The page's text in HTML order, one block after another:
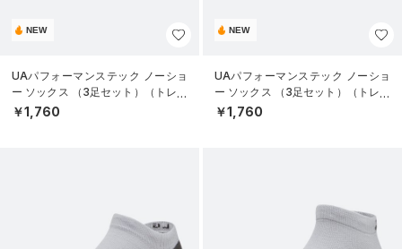
NEW
UAパフォーマンステック ノーショ
ー ソックス （3足セット）（トレー
ニング/UNISEX）
￥1,760
NEW
UAパフォーマンステック ノーショ
ー ソックス （3足セット）（トレー
ニング/UNISEX）
￥1,760